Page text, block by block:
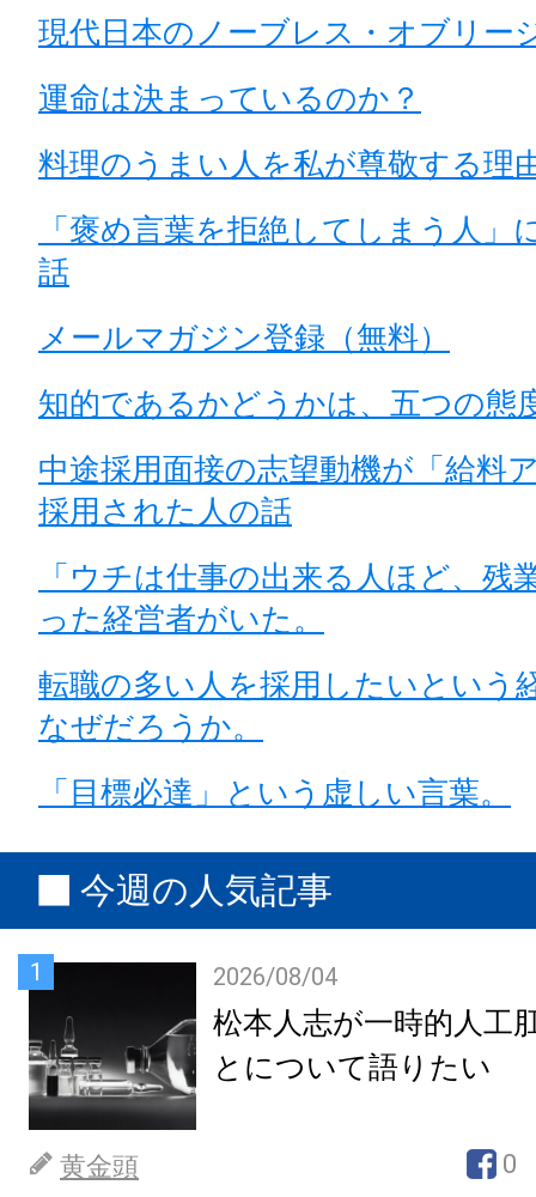
現代日本のノーブレス・オブリー
運命は決まっているのか？
料理のうまい人を私が尊敬する理
「褒め言葉を拒絶してしまう人」
話
メールマガジン登録（無料）
知的であるかどうかは、五つの態
中途採用面接の志望動機が「給料
採用された人の話
「ウチは仕事の出来る人ほど、残
った経営者がいた。
転職の多い人を採用したいという
なぜだろうか。
「目標必達」という虚しい言葉。
今週の人気記事
1 2026/08/04
松本人志が一時的人工
とについて語りたい
黄金頭 0